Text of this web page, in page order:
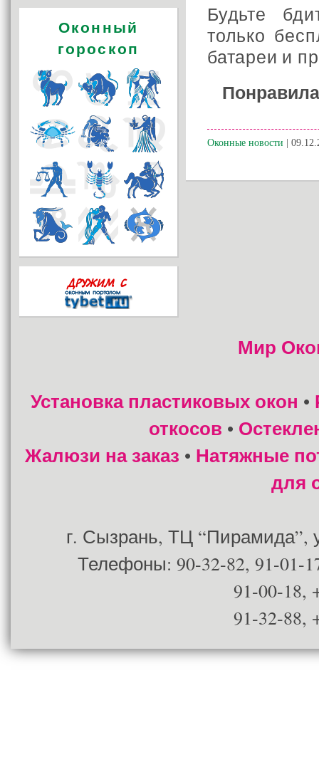
Будьте
только
батареи и
Оконные новости |
Оконный
гороскоп
Мир
Установка пластиковых окон •
откосов •
Жалюзи на заказ • Натяжные
для
г. Сызрань, ТЦ “Пирамида”,
Телефоны: 90-32-82, 91-01-
91-00-18,
91-32-88,